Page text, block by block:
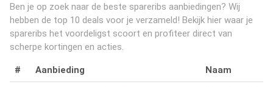
Ben je op zoek naar de beste spareribs aanbiedingen? Wij
hebben de top 10 deals voor je verzameld! Bekijk hier waar je
spareribs het voordeligst scoort en profiteer direct van
scherpe kortingen en acties.
# Aanbieding Naam